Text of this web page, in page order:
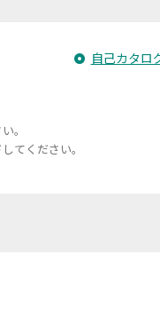
自己カタロ
。
てください。